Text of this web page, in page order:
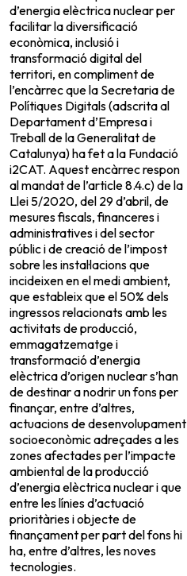
d’energia elèctrica nuclear per
facilitar la diversificació
econòmica, inclusió i
transformació digital del
territori, en compliment de
l’encàrrec que la Secretaria de
Polítiques Digitals (adscrita al
Departament d’Empresa i
Treball de la Generalitat de
Catalunya) ha fet a la Fundació
i2CAT. Aquest encàrrec respon
al mandat de l’article 8.4.c) de la
Llei 5/2020, del 29 d’abril, de
mesures fiscals, financeres i
administratives i del sector
públic i de creació de l’impost
sobre les instal·lacions que
incideixen en el medi ambient,
que estableix que el 50% dels
ingressos relacionats amb les
activitats de producció,
emmagatzematge i
transformació d’energia
elèctrica d’origen nuclear s’han
de destinar a nodrir un fons per
finançar, entre d’altres,
actuacions de desenvolupament
socioeconòmic adreçades a les
zones afectades per l’impacte
ambiental de la producció
d’energia elèctrica nuclear i que
entre les línies d’actuació
prioritàries i objecte de
finançament per part del fons hi
ha, entre d’altres, les noves
tecnologies.